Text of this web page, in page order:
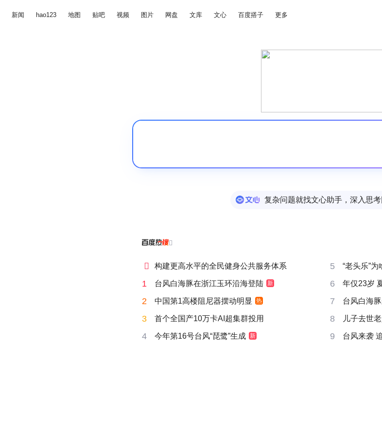
新闻 hao123 地图 贴吧 视频 图片 网盘 文库 文心 百度搭子 更多
复杂问题就找文心助手，深入思

 构建更高水平的全民健身公共服务体系 5 “老头乐”
1 台风白海豚在浙江玉环沿海登陆 新 6 年仅23岁
2 中国第1高楼阻尼器摆动明显 热 7 台风白海豚
3 首个全国产10万卡AI超集群投用 8 儿子去世
4 今年第16号台风“琵鹭”生成 新 9 台风来袭